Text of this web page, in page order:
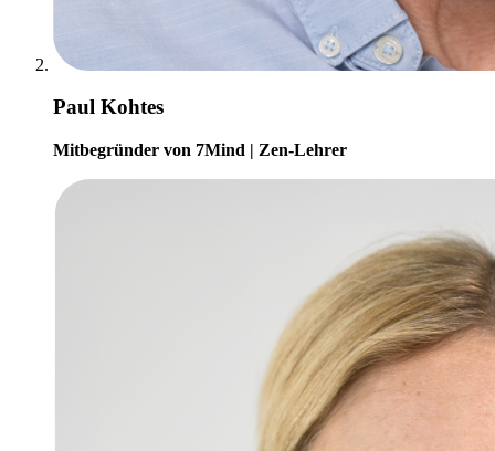
Paul Kohtes
Mitbegründer von 7Mind | Zen-Lehrer